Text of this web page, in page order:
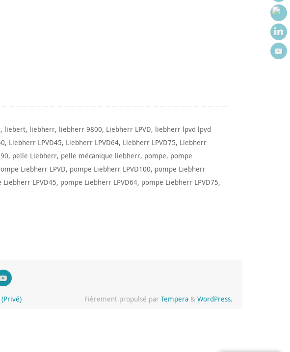
, liebert, liebherr, liebherr 9800, Liebherr LPVD, liebherr lpvd lpvd
, Liebherr LPVD45, Liebherr LPVD64, Liebherr LPVD75, Liebherr
, pelle Liebherr, pelle mécanique liebherr, pompe, pompe
Liebherr LPVD, pompe Liebherr LPVD100, pompe Liebherr
Liebherr LPVD45, pompe Liebherr LPVD64, pompe Liebherr LPVD75,
Fièrement propulsé par Tempera & WordPress.